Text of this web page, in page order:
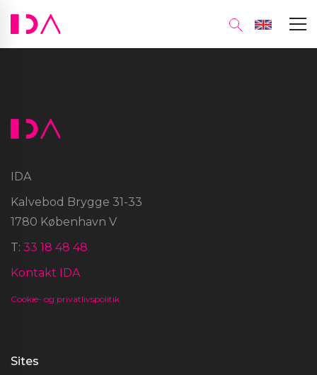
IDA
Kalvebod Brygge 31-33
1780 København V
T: 33 18 48 48
Kontakt IDA
Cookie- og privatlivspolitik
Sites